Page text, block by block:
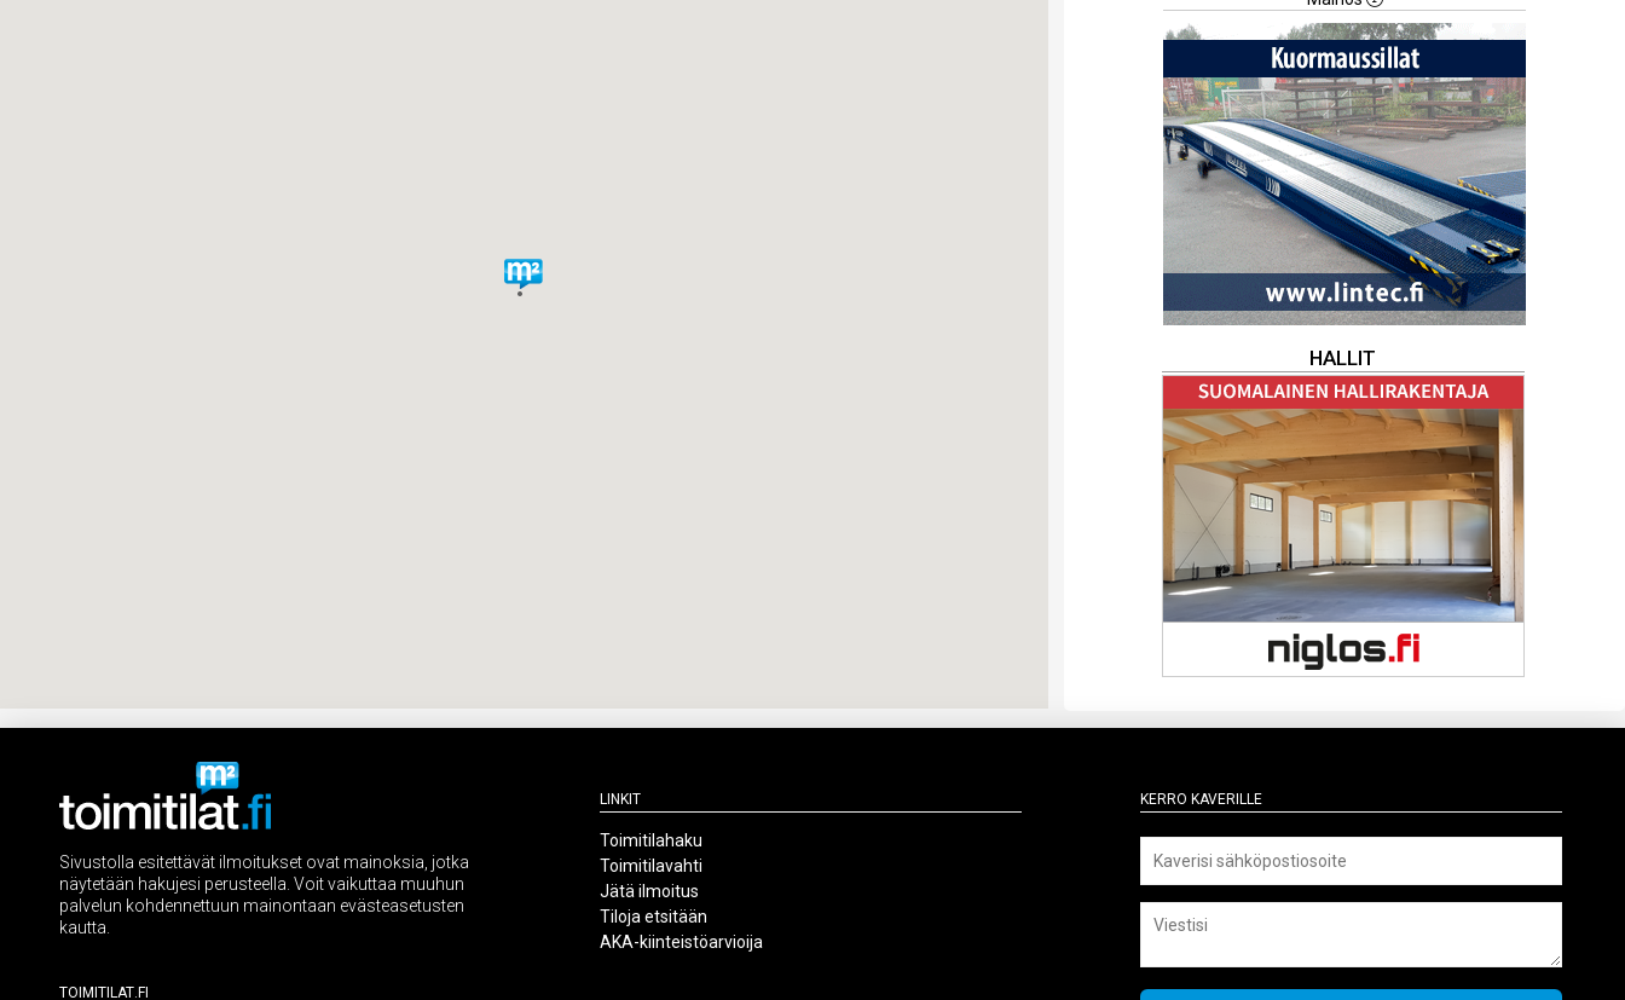
HALLIT
Sivustolla esitettävät ilmoitukset ovat mainoksia, jotka
näytetään hakujesi perusteella. Voit vaikuttaa muuhun
palvelun kohdennettuun mainontaan evästeasetusten
kautta.
Toimitilat.fi
Linkit
Toimitilahaku
Toimitilavahti
Jätä ilmoitus
Tiloja etsitään
AKA-kiinteistöarvioija
Kerro kaverille